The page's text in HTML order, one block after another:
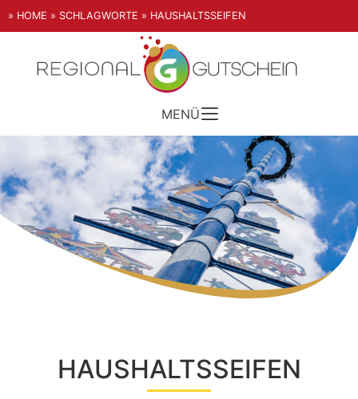
» HOME » SCHLAGWORTE » HAUSHALTSSEIFEN
MENÜ
HAUSHALTSSEIFEN